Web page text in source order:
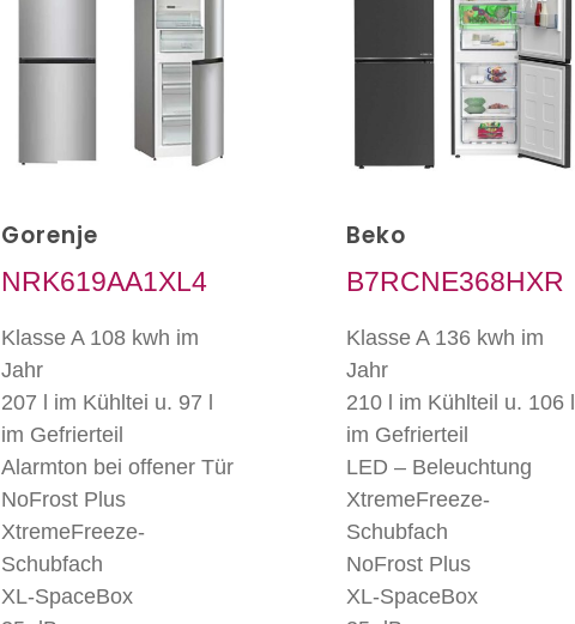
Gorenje
NRK619AA1XL4
Klasse A 108 kwh im
Jahr
207 l im Kühltei u. 97 l
im Gefrierteil
Alarmton bei offener Tür
NoFrost Plus
XtremeFreeze-
Schubfach
XL-SpaceBox
Beko
B7RCNE368HXR
Klasse A 136 kwh im
Jahr
210 l im Kühlteil u. 106 l
im Gefrierteil
LED – Beleuchtung
XtremeFreeze-
Schubfach
NoFrost Plus
XL-SpaceBox